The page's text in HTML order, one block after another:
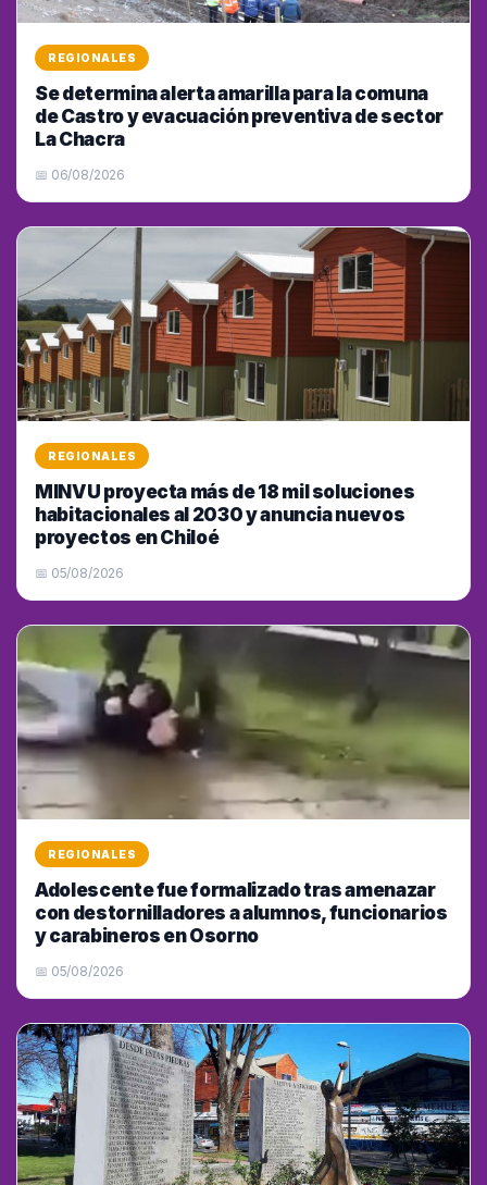
REGIONALES
Se determina alerta amarilla para la comuna
de Castro y evacuación preventiva de sector
La Chacra
📅 06/08/2026
REGIONALES
MINVU proyecta más de 18 mil soluciones
habitacionales al 2030 y anuncia nuevos
proyectos en Chiloé
📅 05/08/2026
REGIONALES
Adolescente fue formalizado tras amenazar
con destornilladores a alumnos, funcionarios
y carabineros en Osorno
📅 05/08/2026